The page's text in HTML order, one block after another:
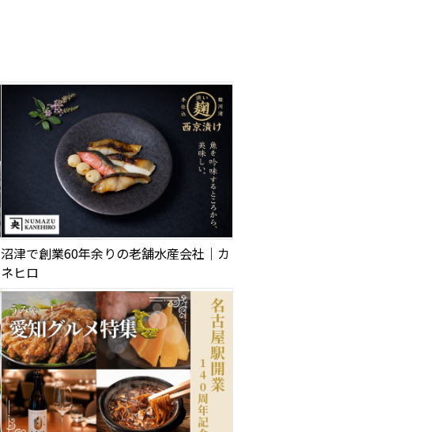
沼津で創業60年余りの老舗水産会社｜カ
ネヒロ